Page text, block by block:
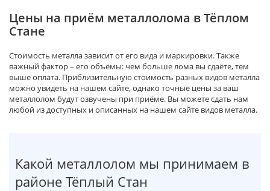
Цены на приём металлолома в Тёплом
Стане
Стоимость металла зависит от его вида и маркировки. Также
важный фактор – его объёмы: чем больше лома вы сдаёте, тем
выше оплата. Приблизительную стоимость разных видов металла
можно увидеть на нашем сайте, однако точные цены за ваш
металлолом будут озвучены при приёме. Вы можете сдать нам
любой из доступных и описанных на нашем сайте видов металла.
Какой металлолом мы принимаем в
районе Тёплый Стан